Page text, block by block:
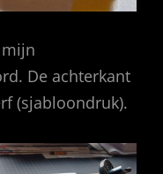
De achterkant
(sjabloondruk).